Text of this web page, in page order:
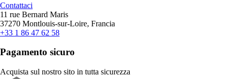
Contattaci
11 rue Bernard Maris
37270 Montlouis-sur-Loire, Francia
+33 1 86 47 62 58
Pagamento sicuro
Acquista sul nostro sito in tutta sicurezza